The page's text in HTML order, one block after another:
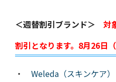
＜週替割引ブランド＞ 対
割引となります。8月26日
・ Weleda（スキンケア）